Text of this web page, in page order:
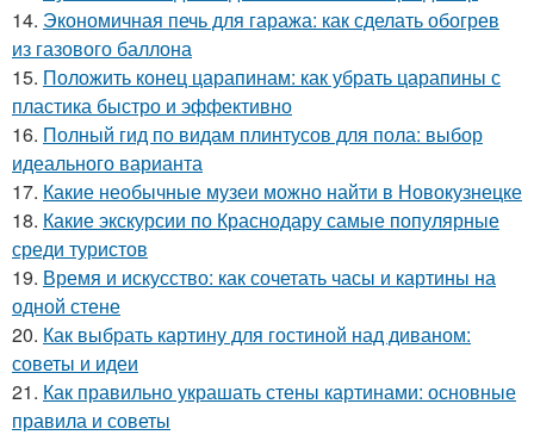
14. Экономичная печь для гаража: как сделать обогрев
из газового баллона
15. Положить конец царапинам: как убрать царапины с
пластика быстро и эффективно
16. Полный гид по видам плинтусов для пола: выбор
идеального варианта
17. Какие необычные музеи можно найти в Новокузнецке
18. Какие экскурсии по Краснодару самые популярные
среди туристов
19. Время и искусство: как сочетать часы и картины на
одной стене
20. Как выбрать картину для гостиной над диваном:
советы и идеи
21. Как правильно украшать стены картинами: основные
правила и советы